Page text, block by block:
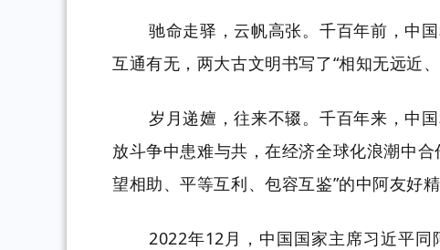
驰命走驿，云帆高张。千百年前，中
互通有无，两大古文明书写了“相知无远近
岁月递嬗，往来不辍。千百年来，中
放斗争中患难与共，在经济全球化浪潮中
望相助、平等互利、包容互鉴”的中阿友好
2022年12月，中国国家主席习近平